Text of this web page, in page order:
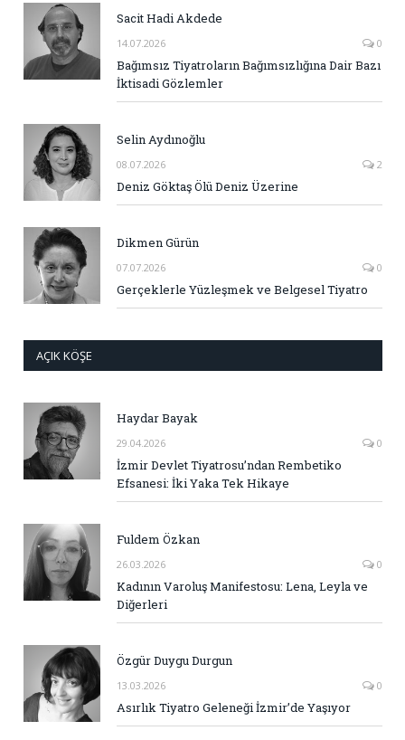
Sacit Hadi Akdede
14.07.2026 0
Bağımsız Tiyatroların Bağımsızlığına Dair Bazı
İktisadi Gözlemler
Selin Aydınoğlu
08.07.2026 2
Deniz Göktaş Ölü Deniz Üzerine
Dikmen Gürün
07.07.2026 0
Gerçeklerle Yüzleşmek ve Belgesel Tiyatro
AÇIK KÖŞE
Haydar Bayak
29.04.2026 0
İzmir Devlet Tiyatrosu’ndan Rembetiko
Efsanesi: İki Yaka Tek Hikaye
Fuldem Özkan
26.03.2026 0
Kadının Varoluş Manifestosu: Lena, Leyla ve
Diğerleri
Özgür Duygu Durgun
13.03.2026 0
Asırlık Tiyatro Geleneği İzmir’de Yaşıyor